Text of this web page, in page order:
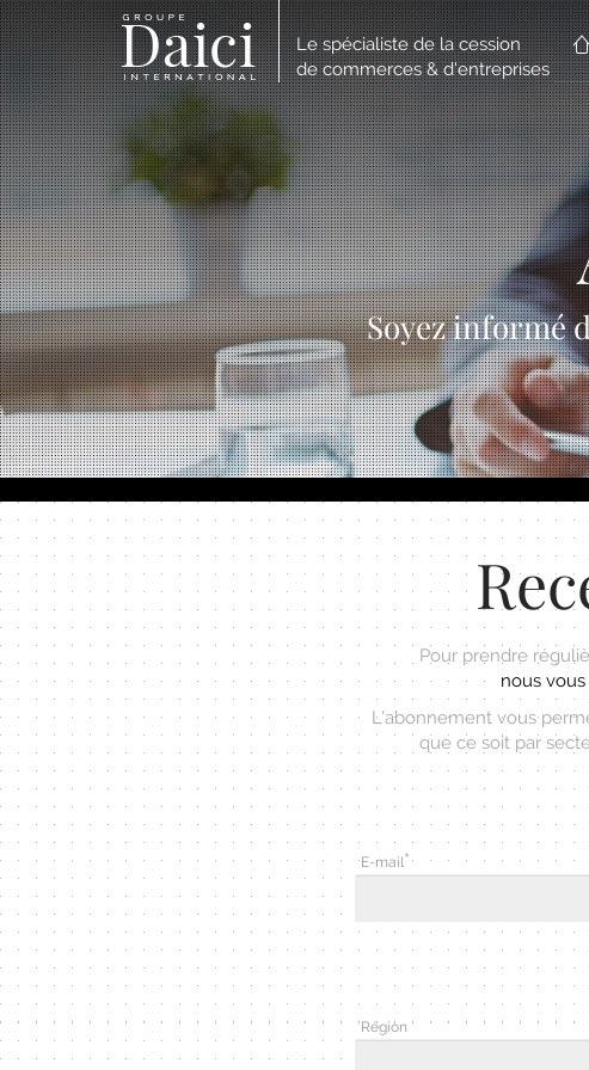
Le spécialiste de la cession
de commerces & d'entreprises
Soyez informé
Pour prendre
nous
L'abonnement vous
que ce soit par
E-mail
Région